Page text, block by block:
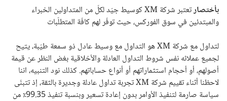
بأختصار
تعتبر شركة XM كوسيط جيّد لكلّ من المتداولين الخبراء
والمبتدئين في سوق الفوركس، حيث توفّر لهم كافّة المتطلّبات
لتداول مع شركة XM هو التداول مع وسيط عادل ذو سمعة طيّبة، يتيح
لجميع عملائه نفس شروط التداول العادلة والأخلاقية بغض النظر عن قيمة
أصولهم، أو أحجام استثماراتهم أو أنواع حساباتهم. كذلك نود التنبيه، اننا
لاحظنا أثناء تقييم شركة XM تجربة تداول عادلة وجديرة بالثقة، إذ تتبنّى
سياسة صارمة لتنفيذ الأوامر بدون إعادة تسعير وبنسبة تنفيذ 99.35٪ من